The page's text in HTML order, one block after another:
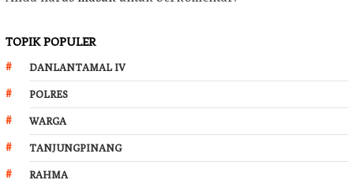
TOPIK POPULER
DANLANTAMAL IV
POLRES
WARGA
TANJUNGPINANG
RAHMA